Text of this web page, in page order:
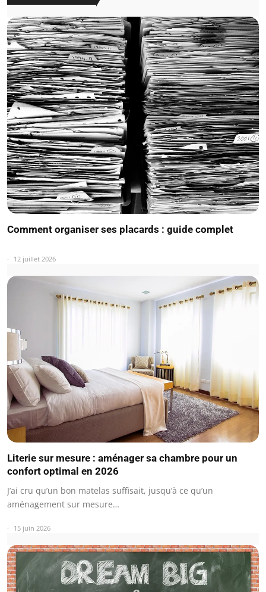
Comment organiser ses placards : guide complet
12 juillet 2026
Literie sur mesure : aménager sa chambre pour un
confort optimal en 2026
J’ai cru qu’un bon matelas suffisait, jusqu’à ce qu’un
aménagement sur mesure…
15 juin 2026